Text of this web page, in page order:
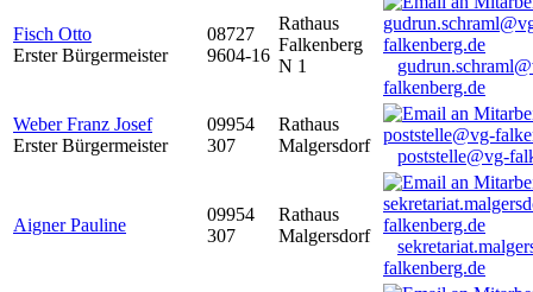
Fisch Otto
Erster Bürgermeister
08727
9604-16
Rathaus
Falkenberg
N 1
falkenberg.de
Weber Franz Josef
Erster Bürgermeister
09954
307
Rathaus
Malgersdorf
poststelle@vg-
Aigner Pauline
09954
307
Rathaus
Malgersdorf
falkenberg.de